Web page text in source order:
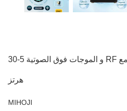
آلة 3 في 1 الأكسجين الوجه مع RF و الموجات فوق الصوتية 5-30
هرتز
MIHOJI